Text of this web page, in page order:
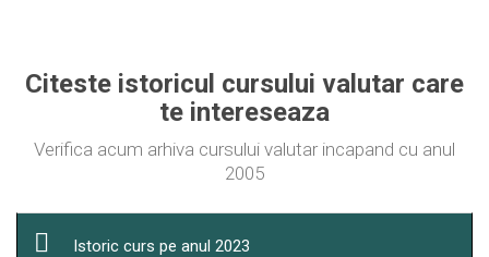
Citeste istoricul cursului valutar care
te intereseaza
Verifica acum arhiva cursului valutar incapand cu anul
2005
Istoric curs pe anul 2023